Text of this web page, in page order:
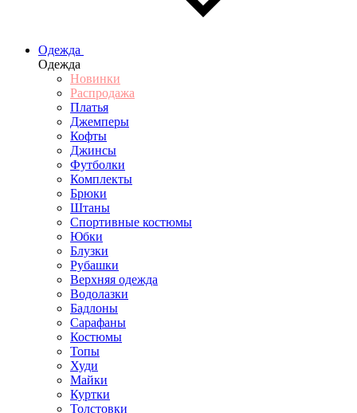
Одежда
Одежда
Новинки
Распродажа
Платья
Джемперы
Кофты
Джинсы
Футболки
Комплекты
Брюки
Штаны
Спортивные костюмы
Юбки
Блузки
Рубашки
Верхняя одежда
Водолазки
Бадлоны
Сарафаны
Костюмы
Топы
Худи
Майки
Куртки
Толстовки